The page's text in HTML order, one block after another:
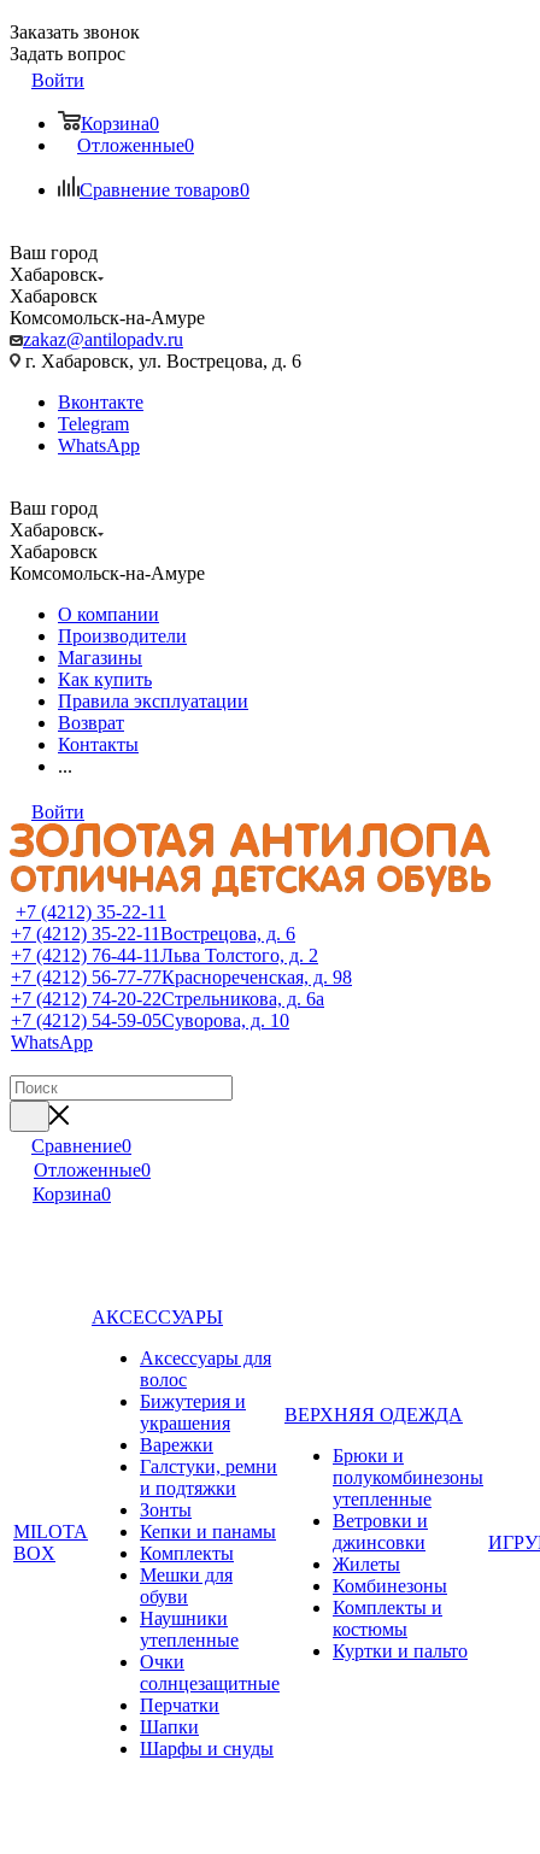
Заказать звонок
Задать вопрос
Войти
Корзина0
Отложенные0
Сравнение товаров0
Ваш город
Хабаровск
Хабаровск
Комсомольск-на-Амуре
zakaz@antilopadv.ru
г. Хабаровск, ул. Вострецова, д. 6
Вконтакте
Telegram
WhatsApp
Ваш город
Хабаровск
Хабаровск
Комсомольск-на-Амуре
О компании
Производители
Магазины
Как купить
Правила эксплуатации
Возврат
Контакты
...
Войти
+7 (4212) 35-22-11
+7 (4212) 35-22-11Вострецова, д. 6
+7 (4212) 76-44-11Льва Толстого, д. 2
+7 (4212) 56-77-77Краснореченская, д. 98
+7 (4212) 74-20-22Стрельникова, д. 6а
+7 (4212) 54-59-05Суворова, д. 10
WhatsApp
Сравнение0
Отложенные0
Корзина0
MILOTA
BOX
АКСЕССУАРЫ
Аксессуары для
волос
Бижутерия и
украшения
Варежки
Галстуки, ремни
и подтяжки
Зонты
Кепки и панамы
Комплекты
Мешки для
обуви
Наушники
утепленные
Очки
солнцезащитные
Перчатки
Шапки
Шарфы и снуды
ВЕРХНЯЯ ОДЕЖДА
Брюки и
полукомбинезоны
утепленные
Ветровки и
джинсовки
Жилеты
Комбинезоны
Комплекты и
костюмы
Куртки и пальто